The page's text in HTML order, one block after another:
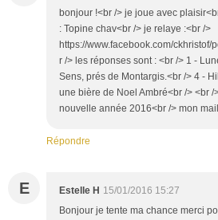
bonjour !<br /> je joue avec
: Topine chav<br /> je relaye :<br />
https://www.facebook.com/
r /> les réponses sont : <br /> 1 -
Sens, prés de Montargis.<br /> 4 -
une bière de Noel Ambré<br /> <br
nouvelle année 2016<br /> mon
Répondre
E Estelle H 15/01/2016 15:27
Bonjour je tente ma chance merci